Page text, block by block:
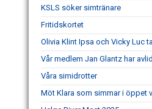
KSLS söker simtränare
Fritidskortet
Olivia Klint Ipsa och Vicky Luc
Vår medlem Jan Glantz har
Våra simidrotter
Möt Klara som simmar i öppet